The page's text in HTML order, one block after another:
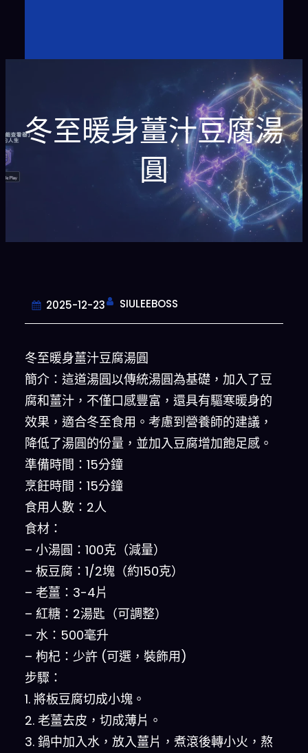
冬至暖身薑汁豆腐湯
圓
2025-12-23 SIULEEBOSS
冬至暖身薑汁豆腐湯圓
簡介：這道湯圓以傳統湯圓為基礎，加入了豆
腐和薑汁，不僅口感豐富，還具有驅寒暖身的
效果，適合冬至食用。考慮到營養師的建議，
降低了湯圓的份量，並加入豆腐增加飽足感。
準備時間：15分鐘
烹飪時間：15分鐘
食用人數：2人
食材：
– 小湯圓：100克（減量）
– 板豆腐：1/2塊（約150克）
– 老薑：3-4片
– 紅糖：2湯匙（可調整）
– 水：500毫升
– 枸杞：少許 (可選，裝飾用)
步驟：
1. 將板豆腐切成小塊。
2. 老薑去皮，切成薄片。
3. 鍋中加入水，放入薑片，煮滾後轉小火，熬